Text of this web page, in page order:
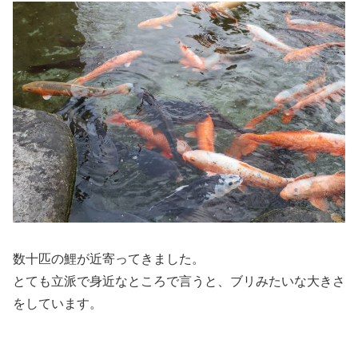
数十匹の鯉が近寄ってきました。
とても立派で身近なところで言うと、ブリみたいな大きさ
をしています。